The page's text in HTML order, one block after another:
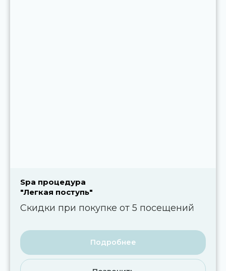
Spa процедура
"Легкая поступь"
Скидки при покупке от 5 посещений
Подробнее